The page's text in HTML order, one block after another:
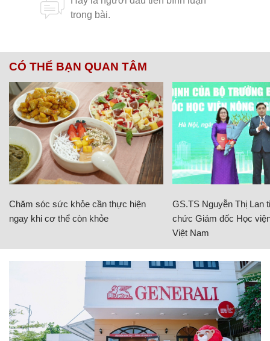
CÓ THỂ BẠN QUAN TÂM
Chăm sóc sức khỏe cần thực hiện
ngay khi cơ thể còn khỏe
GS.TS Nguyễn Thị Lan
chức Giám đốc Học
Việt Nam